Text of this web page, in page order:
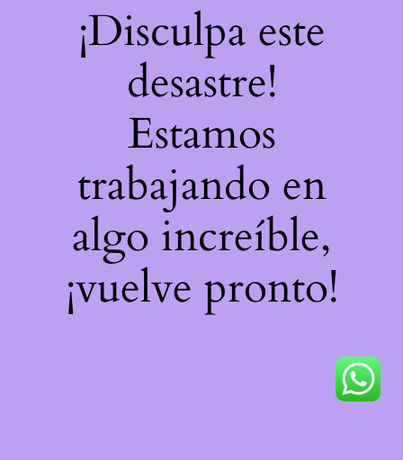
¡Disculpa este
desastre!
Estamos
trabajando en
algo increíble,
¡vuelve pronto!